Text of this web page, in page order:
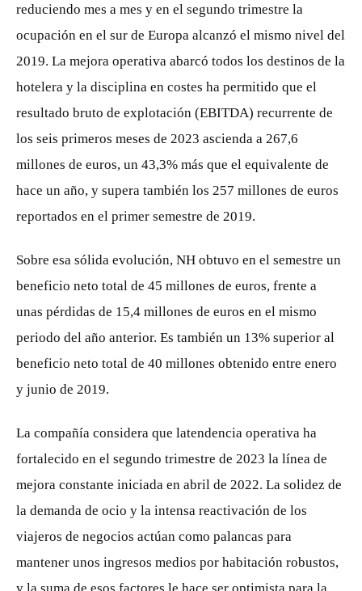
reduciendo mes a mes y en el segundo trimestre la
ocupación en el sur de Europa alcanzó el mismo nivel del
2019. La mejora operativa abarcó todos los destinos de la
hotelera y la disciplina en costes ha permitido que el
resultado bruto de explotación (EBITDA) recurrente de
los seis primeros meses de 2023 ascienda a 267,6
millones de euros, un 43,3% más que el equivalente de
hace un año, y supera también los 257 millones de euros
reportados en el primer semestre de 2019.
Sobre esa sólida evolución, NH obtuvo en el semestre un
beneficio neto total de 45 millones de euros, frente a
unas pérdidas de 15,4 millones de euros en el mismo
periodo del año anterior. Es también un 13% superior al
beneficio neto total de 40 millones obtenido entre enero
y junio de 2019.
La compañía considera que latendencia operativa ha
fortalecido en el segundo trimestre de 2023 la línea de
mejora constante iniciada en abril de 2022. La solidez de
la demanda de ocio y la intensa reactivación de los
viajeros de negocios actúan como palancas para
mantener unos ingresos medios por habitación robustos,